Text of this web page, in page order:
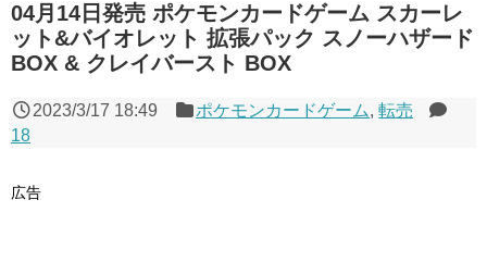
04月14日発売 ポケモンカードゲーム スカーレ
ット&バイオレット 拡張パック スノーハザード
BOX & クレイバースト BOX
2023/3/17 18:49 ポケモンカードゲーム,転売
18
広告